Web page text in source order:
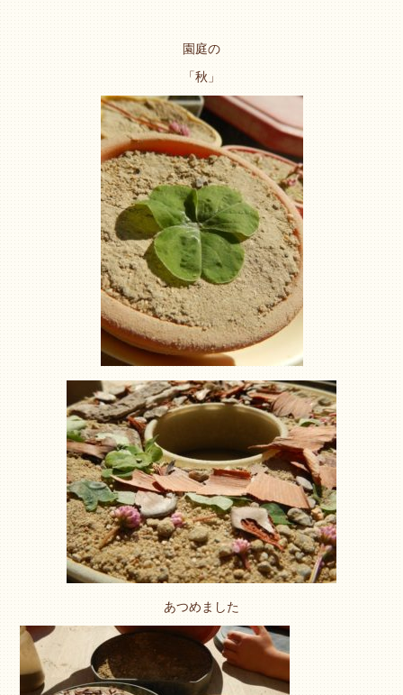
園庭の
「秋」
あつめました